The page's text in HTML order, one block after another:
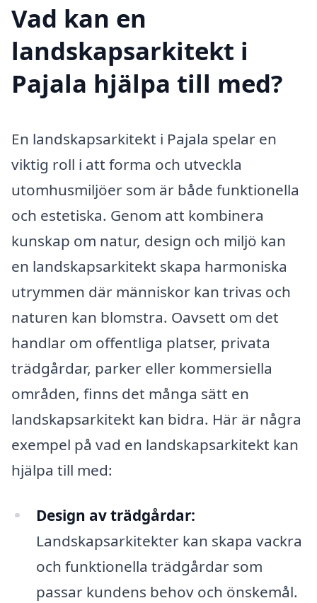
Vad kan en
landskapsarkitekt i
Pajala hjälpa till med?
En landskapsarkitekt i Pajala spelar en
viktig roll i att forma och utveckla
utomhusmiljöer som är både funktionella
och estetiska. Genom att kombinera
kunskap om natur, design och miljö kan
en landskapsarkitekt skapa harmoniska
utrymmen där människor kan trivas och
naturen kan blomstra. Oavsett om det
handlar om offentliga platser, privata
trädgårdar, parker eller kommersiella
områden, finns det många sätt en
landskapsarkitekt kan bidra. Här är några
exempel på vad en landskapsarkitekt kan
hjälpa till med:
Design av trädgårdar:
Landskapsarkitekter kan skapa vackra
och funktionella trädgårdar som
passar kundens behov och önskemål.